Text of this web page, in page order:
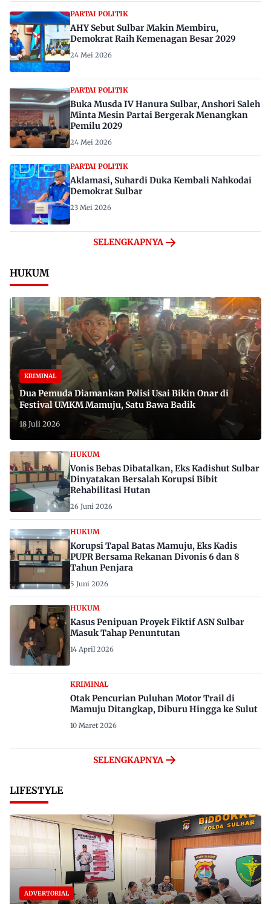
PARTAI POLITIK
AHY Sebut Sulbar Makin Membiru,
Demokrat Raih Kemenagan Besar 2029
24 Mei 2026
PARTAI POLITIK
Buka Musda IV Hanura Sulbar, Anshori Saleh
Minta Mesin Partai Bergerak Menangkan
Pemilu 2029
24 Mei 2026
PARTAI POLITIK
Aklamasi, Suhardi Duka Kembali Nahkodai
Demokrat Sulbar
23 Mei 2026
SELENGKAPNYA
HUKUM
KRIMINAL
Dua Pemuda Diamankan Polisi Usai Bikin Onar di
Festival UMKM Mamuju, Satu Bawa Badik
18 Juli 2026
HUKUM
Vonis Bebas Dibatalkan, Eks Kadishut Sulbar
Dinyatakan Bersalah Korupsi Bibit
Rehabilitasi Hutan
26 Juni 2026
HUKUM
Korupsi Tapal Batas Mamuju, Eks Kadis
PUPR Bersama Rekanan Divonis 6 dan 8
Tahun Penjara
5 Juni 2026
HUKUM
Kasus Penipuan Proyek Fiktif ASN Sulbar
Masuk Tahap Penuntutan
14 April 2026
KRIMINAL
Otak Pencurian Puluhan Motor Trail di
Mamuju Ditangkap, Diburu Hingga ke Sulut
10 Maret 2026
SELENGKAPNYA
LIFESTYLE
ADVERTORIAL